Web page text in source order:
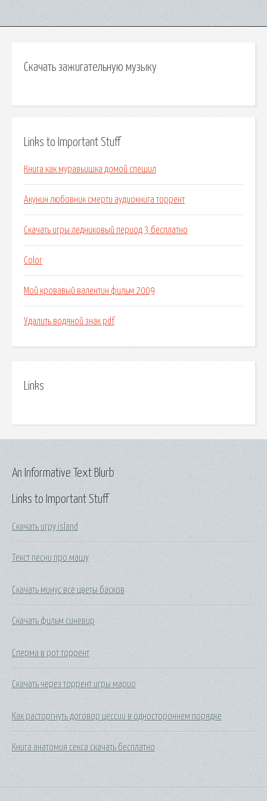
Скачать зажигательную музыку
Links to Important Stuff
Книга как муравьишка домой спешил
Акунин любовник смерти аудиокнига торрент
Скачать игры ледниковый период 3 бесплатно
Color
Мой кровавый валентин фильм 2009
Удалить водяной знак pdf
Links
Links to Important Stuff
Скачать игру island
Текст песни про машу
Скачать минус все цветы басков
Скачать фильм синевир
Сперма в рот торрент
Скачать через торрент игры марио
Как расторгнуть договор цессии в одностороннем порядке
Книга анатомия секса скачать бесплатно
An Informative Text Blurb